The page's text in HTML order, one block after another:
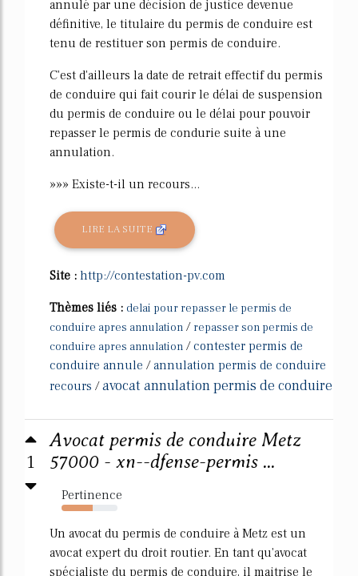
annulé par une décision de justice devenue
définitive, le titulaire du permis de conduire est
tenu de restituer son permis de conduire.
C'est d'ailleurs la date de retrait effectif du permis
de conduire qui fait courir le délai de suspension
du permis de conduire ou le délai pour pouvoir
repasser le permis de condurie suite à une
annulation.
»»» Existe-t-il un recours...
LIRE LA SUITE
Site : http://contestation-pv.com
Thèmes liés : delai pour repasser le permis de
conduire apres annulation / repasser son permis de
conduire apres annulation /contester permis de
conduire annule /annulation permis de conduire
recours /avocat annulation permis de conduire
1
Avocat permis de conduire Metz
57000 - xn--dfense-permis ...
Pertinence
55%
Un avocat du permis de conduire à Metz est un
avocat expert du droit routier. En tant qu'avocat
spécialiste du permis de conduire, il maitrise le